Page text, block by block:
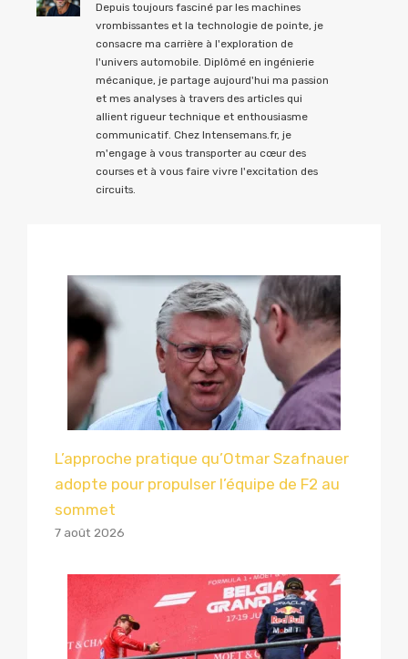
Depuis toujours fasciné par les machines
vrombissantes et la technologie de pointe, je
consacre ma carrière à l'exploration de
l'univers automobile. Diplômé en ingénierie
mécanique, je partage aujourd'hui ma passion
et mes analyses à travers des articles qui
allient rigueur technique et enthousiasme
communicatif. Chez Intensemans.fr, je
m'engage à vous transporter au cœur des
courses et à vous faire vivre l'excitation des
circuits.
L’approche pratique qu’Otmar Szafnauer
adopte pour propulser l’équipe de F2 au
sommet
7 août 2026